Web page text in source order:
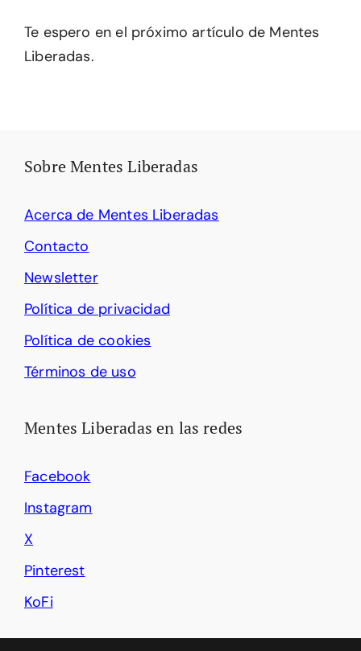
Te espero en el próximo artículo de Mentes
Liberadas.
Sobre Mentes Liberadas
Acerca de Mentes Liberadas
Contacto
Newsletter
Política de privacidad
Política de cookies
Términos de uso
Mentes Liberadas en las redes
Facebook
Instagram
X
Pinterest
KoFi